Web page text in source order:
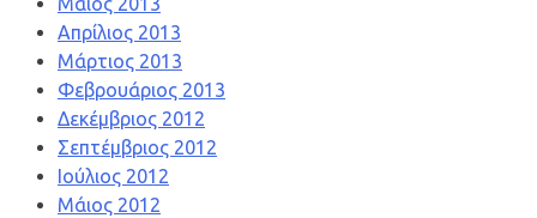
Απρίλιος 2013
Μάρτιος 2013
Φεβρουάριος 2013
Δεκέμβριος 2012
Σεπτέμβριος 2012
Ιούλιος 2012
Μάιος 2012